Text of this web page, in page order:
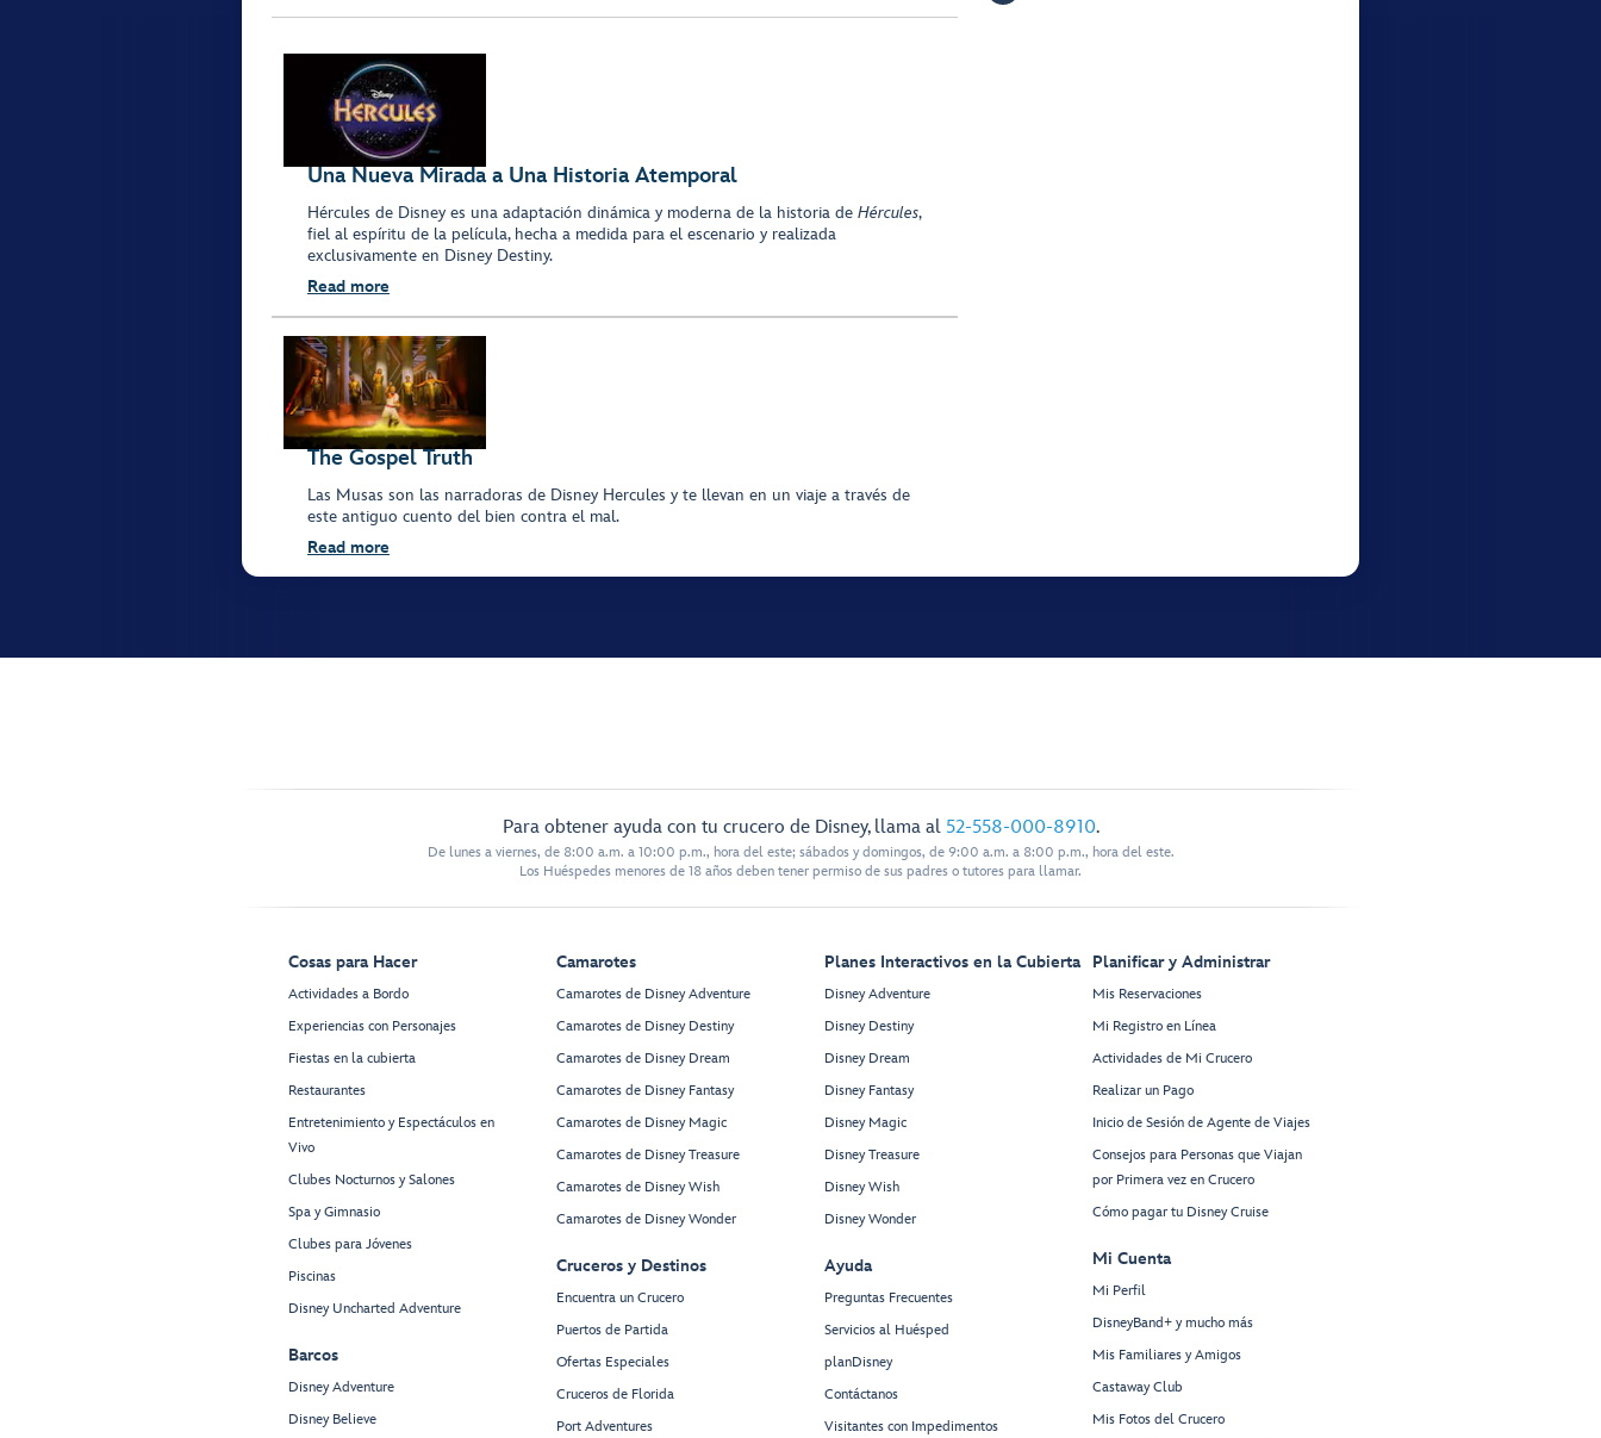
Una Nueva Mirada a Una Historia Atemporal
Hércules de Disney es una adaptación dinámica y moderna de la historia de Hércules,
fiel al espíritu de la película, hecha a medida para el escenario y realizada
exclusivamente en Disney Destiny.
Read more
The Gospel Truth
Las Musas son las narradoras de Disney Hercules y te llevan en un viaje a través de
este antiguo cuento del bien contra el mal.
Read more
Para obtener ayuda con tu crucero de Disney, llama al 52-558-000-8910.
De lunes a viernes, de 8:00 a.m. a 10:00 p.m., hora del este; sábados y domingos, de 9:00 a.m. a 8:00 p.m., hora del este.
Los Huéspedes menores de 18 años deben tener permiso de sus padres o tutores para llamar.
Cosas para Hacer
Actividades a Bordo
Experiencias con Personajes
Fiestas en la cubierta
Restaurantes
Entretenimiento y Espectáculos en
Vivo
Clubes Nocturnos y Salones
Spa y Gimnasio
Clubes para Jóvenes
Piscinas
Disney Uncharted Adventure
Barcos
Disney Adventure
Disney Believe
Camarotes
Camarotes de Disney Adventure
Camarotes de Disney Destiny
Camarotes de Disney Dream
Camarotes de Disney Fantasy
Camarotes de Disney Magic
Camarotes de Disney Treasure
Camarotes de Disney Wish
Camarotes de Disney Wonder
Cruceros y Destinos
Encuentra un Crucero
Puertos de Partida
Ofertas Especiales
Cruceros de Florida
Port Adventures
Planes Interactivos en la Cubierta
Disney Adventure
Disney Destiny
Disney Dream
Disney Fantasy
Disney Magic
Disney Treasure
Disney Wish
Disney Wonder
Ayuda
Preguntas Frecuentes
Servicios al Huésped
planDisney
Contáctanos
Visitantes con Impedimentos
Planificar y Administrar
Mis Reservaciones
Mi Registro en Línea
Actividades de Mi Crucero
Realizar un Pago
Inicio de Sesión de Agente de Viajes
Consejos para Personas que Viajan
por Primera vez en Crucero
Cómo pagar tu Disney Cruise
Mi Cuenta
Mi Perfil
DisneyBand+ y mucho más
Mis Familiares y Amigos
Castaway Club
Mis Fotos del Crucero